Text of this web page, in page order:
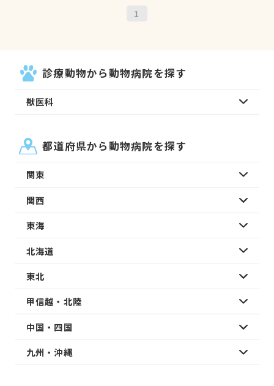
1
診療動物から動物病院を探す
獣医科
都道府県から動物病院を探す
関東
関西
東海
北海道
東北
甲信越・北陸
中国・四国
九州・沖縄